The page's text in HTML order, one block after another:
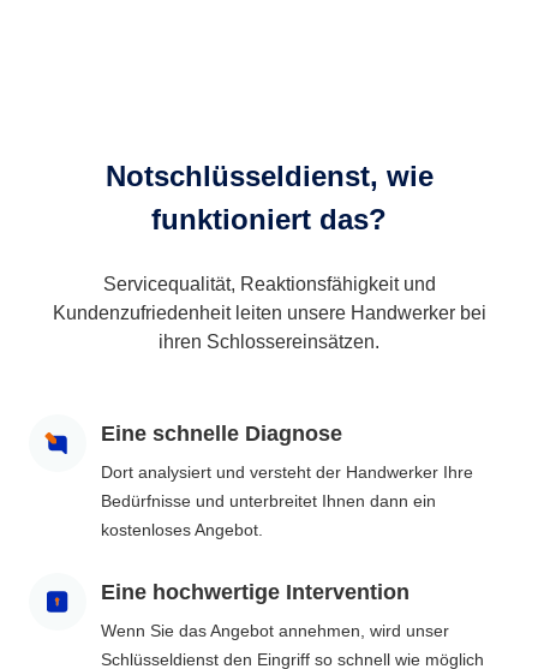
Notschlüsseldienst, wie
funktioniert das?
Servicequalität, Reaktionsfähigkeit und
Kundenzufriedenheit leiten unsere Handwerker bei
ihren Schlossereinsätzen.
Eine schnelle Diagnose
Dort analysiert und versteht der Handwerker Ihre
Bedürfnisse und unterbreitet Ihnen dann ein
kostenloses Angebot.
Eine hochwertige Intervention
Wenn Sie das Angebot annehmen, wird unser
Schlüsseldienst den Eingriff so schnell wie möglich